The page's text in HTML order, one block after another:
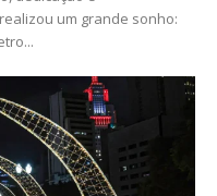
um grande sonho: